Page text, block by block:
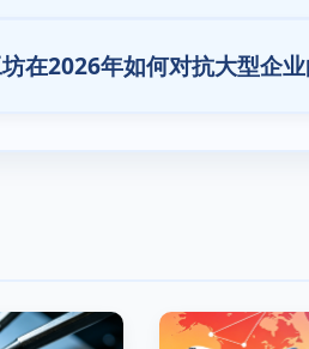
在2026年如何对抗大型企